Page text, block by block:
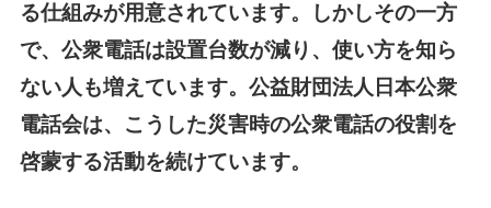
る仕組みが用意されています。しかしその一方
で、公衆電話は設置台数が減り、使い方を知ら
ない人も増えています。公益財団法人日本公衆
電話会は、こうした災害時の公衆電話の役割を
啓蒙する活動を続けています。